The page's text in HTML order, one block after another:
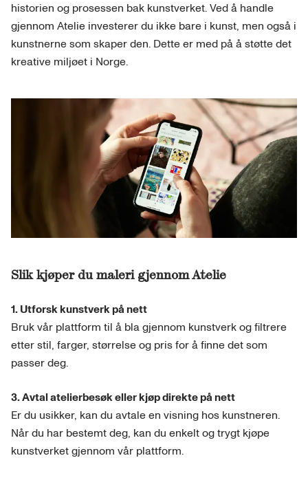
historien og prosessen bak kunstverket. Ved å handle
gjennom Atelie investerer du ikke bare i kunst, men også i
kunstnerne som skaper den. Dette er med på å støtte det
kreative miljøet i Norge.
Slik kjøper du maleri gjennom Atelie
1. Utforsk kunstverk på nett
Bruk vår plattform til å bla gjennom kunstverk og filtrere
etter stil, farger, størrelse og pris for å finne det som
passer deg.
3. Avtal atelierbesøk eller kjøp direkte på nett
Er du usikker, kan du avtale en visning hos kunstneren.
Når du har bestemt deg, kan du enkelt og trygt kjøpe
kunstverket gjennom vår plattform.